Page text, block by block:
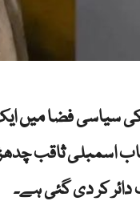
فضا میں
اسمبلی ثاقب
کر دی گئی ہے۔